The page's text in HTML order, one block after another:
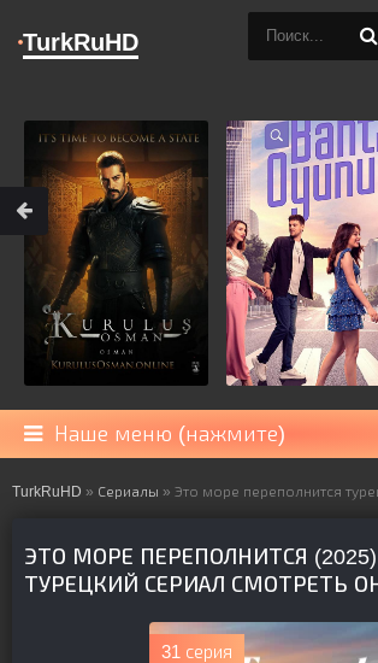
Наше меню (нажмите)
TurkRuHD » Сериалы » Это море переполнится турецкий сериал на русском языке все
ЭТО МОРЕ ПЕРЕПОЛНИТСЯ (2025)
ТУРЕЦКИЙ СЕРИАЛ СМОТРЕТЬ
31 серия
TurkRuHD